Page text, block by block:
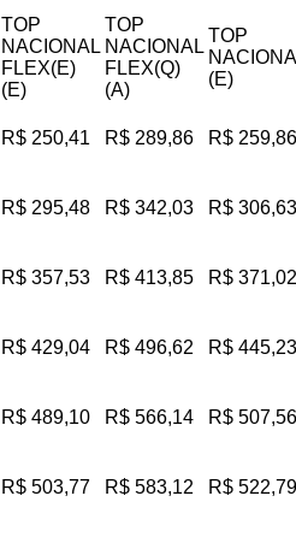
TOP
NACIONAL
FLEX(E)
(E)
TOP
NACIONAL
FLEX(Q)
(A)
TOP
(E)
R$ 250,41 R$ 289,86 R$ 259,86
R$ 295,48 R$ 342,03 R$ 306,63
R$ 357,53 R$ 413,85 R$ 371,02
R$ 429,04 R$ 496,62 R$ 445,23
R$ 489,10 R$ 566,14 R$ 507,56
R$ 503,77 R$ 583,12 R$ 522,79